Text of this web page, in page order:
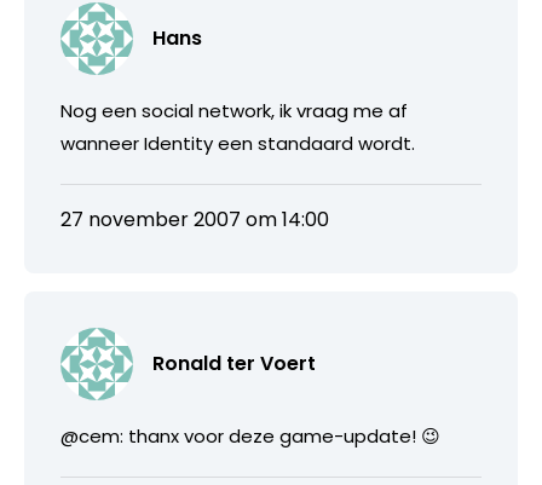
Hans
Nog een social network, ik vraag me af
wanneer Identity een standaard wordt.
27 november 2007 om 14:00
Ronald ter Voert
@cem: thanx voor deze game-update! 😉